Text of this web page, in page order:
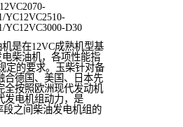
YC12VC2510-
YC12VC3000-D30
是在12VC成熟机型基
柴油机，各项性能指
定的要求。玉柴针对备
合德国、美国、日本先
全按照欧洲现代发动机
发电机组动力，是
段之间柴油发电机组的